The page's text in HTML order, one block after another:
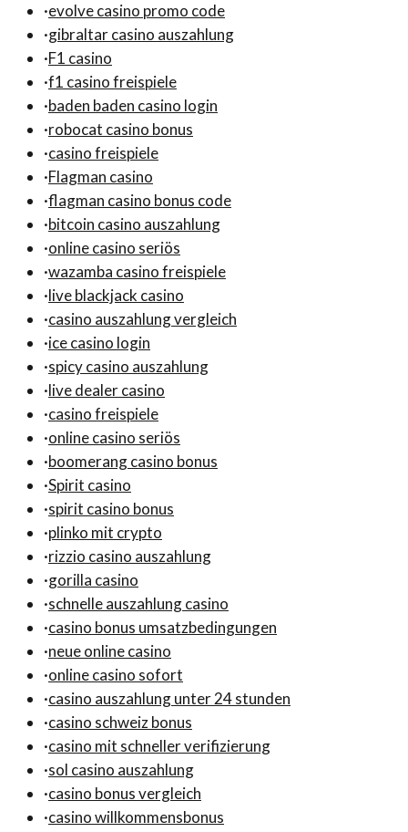
·evolve casino promo code
·gibraltar casino auszahlung
·F1 casino
·f1 casino freispiele
·baden baden casino login
·robocat casino bonus
·casino freispiele
·Flagman casino
·flagman casino bonus code
·bitcoin casino auszahlung
·online casino seriös
·wazamba casino freispiele
·live blackjack casino
·casino auszahlung vergleich
·ice casino login
·spicy casino auszahlung
·live dealer casino
·casino freispiele
·online casino seriös
·boomerang casino bonus
·Spirit casino
·spirit casino bonus
·plinko mit crypto
·rizzio casino auszahlung
·gorilla casino
·schnelle auszahlung casino
·casino bonus umsatzbedingungen
·neue online casino
·online casino sofort
·casino auszahlung unter 24 stunden
·casino schweiz bonus
·casino mit schneller verifizierung
·sol casino auszahlung
·casino bonus vergleich
·casino willkommensbonus